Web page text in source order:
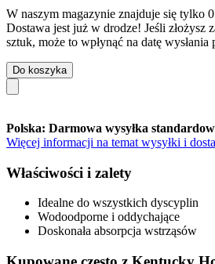
W naszym magazynie znajduje się tylko
Dostawa jest już w drodze! Jeśli złożysz
sztuk, może to wpłynąć na datę wysłania
Do koszyka
Polska: Darmowa wysyłka
Więcej informacji na temat wysyłki i
Właściwości i zalety
Idealne do wszystkich dyscyplin
Wodoodporne i oddychające
Doskonała absorpcja wstrząsów